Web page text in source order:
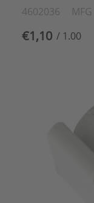
4602036
€1,10 / 1.00